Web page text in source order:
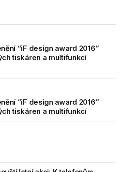
“iF design award 2016”
tiskáren a multifunkcí
“iF design award 2016”
tiskáren a multifunkcí